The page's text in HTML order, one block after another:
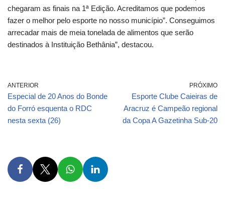
chegaram as finais na 1ª Edição. Acreditamos que podemos
fazer o melhor pelo esporte no nosso município”. Conseguimos
arrecadar mais de meia tonelada de alimentos que serão
destinados à Instituição Bethânia”, destacou.
ANTERIOR
Especial de 20 Anos do Bonde
do Forró esquenta o RDC
nesta sexta (26)
PRÓXIMO
Esporte Clube Caieiras de
Aracruz é Campeão regional
da Copa A Gazetinha Sub-20